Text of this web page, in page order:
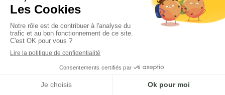
Que faut-il prévoir ?
Des vêtements confortables pour bouger,
le reste (repas, collation, matériel) est pris